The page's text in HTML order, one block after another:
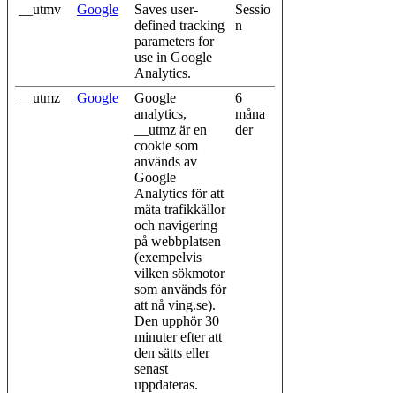
__utmv Google
Saves user-
defined tracking
parameters for
use in Google
Analytics.
Sessio
n
__utmz Google
Google
analytics,
__utmz är en
cookie som
används av
Google
Analytics för att
mäta trafikkällor
och navigering
på webbplatsen
(exempelvis
vilken sökmotor
som används för
att nå ving.se).
Den upphör 30
minuter efter att
den sätts eller
senast
uppdateras.
6
måna
der